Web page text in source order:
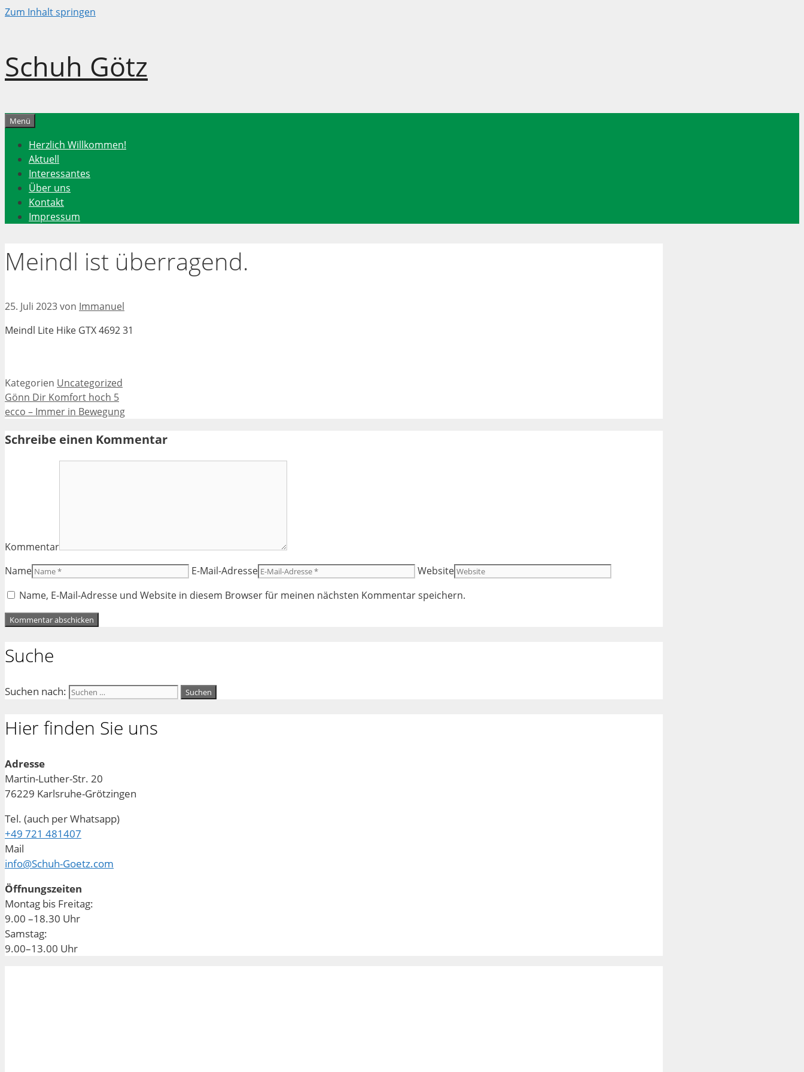
Zum Inhalt springen
Schuh Götz
Menü
Herzlich Willkommen!
Aktuell
Interessantes
Über uns
Kontakt
Impressum
Meindl ist überragend.
25. Juli 2023von Immanuel
Meindl Lite Hike GTX 4692 31
Kategorien Uncategorized
Gönn Dir Komfort hoch 5
ecco – Immer in Bewegung
Schreibe einen Kommentar
Kommentar
Name
E-Mail-Adresse
Website
Name, E-Mail-Adresse und Website in diesem Browser für meinen nächsten Kommentar speichern.
Suche
Suchen nach:
Hier finden Sie uns
Adresse
Martin-Luther-Str. 20
76229 Karlsruhe-Grötzingen
Tel. (auch per Whatsapp)
+49 721 481407
Mail
info@Schuh-Goetz.com
Öffnungszeiten
Montag bis Freitag:
9.00 –18.30 Uhr
Samstag:
9.00–13.00 Uhr